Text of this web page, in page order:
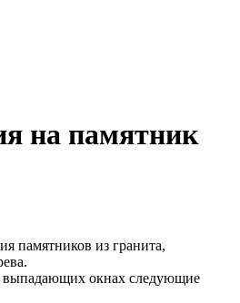
на памятник
памятников из гранита,
выпадающих окнах следующие